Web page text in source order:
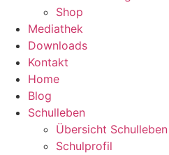
Shop
Mediathek
Downloads
Kontakt
Home
Blog
Schulleben
Übersicht Schulleben
Schulprofil